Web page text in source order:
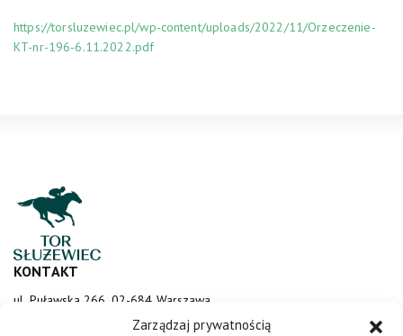
Zarządzaj prywatnością
https://torsluzewiec.pl/wp-content/uploads/2022/11/Orzeczenie-
KT-nr-196-6.11.2022.pdf
KONTAKT
ul. Puławska 266, 02-684 Warszawa
sluzewiec@totalizator.pl